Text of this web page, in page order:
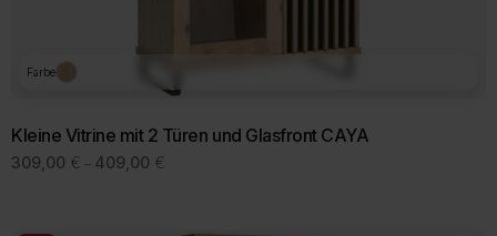
Farbe
Kleine Vitrine mit 2 Türen und Glasfront CAYA
309,00 € – 409,00 €